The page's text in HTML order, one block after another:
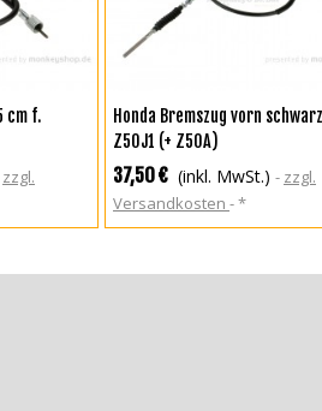
cm f.
zzgl.
IN DEN WARENKORB
Honda Bremszug vorn
Z50J1 (+ Z50A)
37,50 € (inkl. MwSt.)
zzgl.
Versandkosten
*